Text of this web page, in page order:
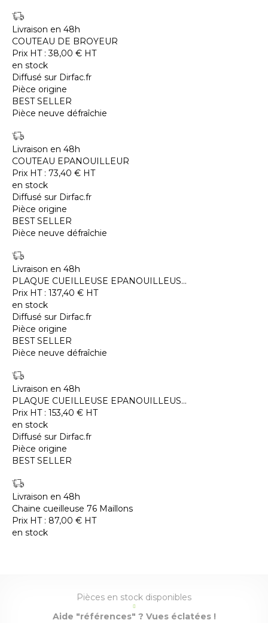
Livraison en 48h
COUTEAU DE BROYEUR
Prix HT :38,00 € HT
en stock
Diffusé sur Dirfac.fr
Pièce origine
BEST SELLER
Pièce neuve défraîchie
Livraison en 48h
COUTEAU EPANOUILLEUR
Prix HT : 73,40 € HT
en stock
Diffusé sur Dirfac.fr
Pièce origine
BEST SELLER
Pièce neuve défraîchie
Livraison en 48h
PLAQUE CUEILLEUSE EPANOUILLEUS...
Prix HT : 137,40 € HT
en stock
Diffusé sur Dirfac.fr
Pièce origine
BEST SELLER
Pièce neuve défraîchie
Livraison en 48h
PLAQUE CUEILLEUSE EPANOUILLEUS...
Prix HT : 153,40 € HT
en stock
Diffusé sur Dirfac.fr
Pièce origine
BEST SELLER
Livraison en 48h
Chaine cueilleuse 76 Maillons
Prix HT : 87,00 € HT
en stock
Pièces en stock disponibles
Aide "références" ? Vues éclatées !